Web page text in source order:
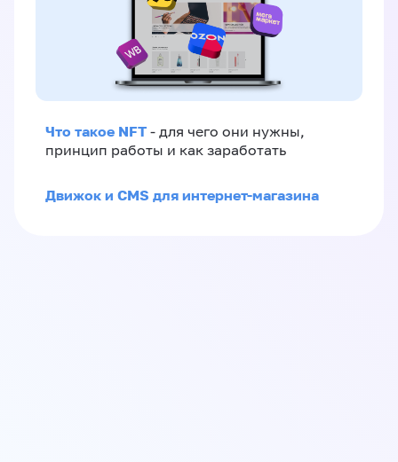
Что такое NFT - для чего они нужны,
принцип работы и как заработать
Движок и CMS для интернет-магазина